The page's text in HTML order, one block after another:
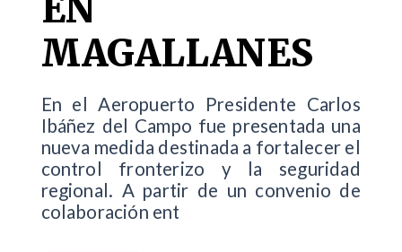
MAGALLANES
En el Aeropuerto Presidente Carlos
Ibáñez del Campo fue presentada una
nueva medida destinada a fortalecer el
control fronterizo y la seguridad
regional. A partir de un convenio de
colaboración ent